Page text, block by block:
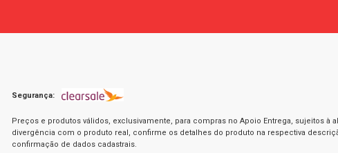
Segurança:
Preços e produtos válidos, exclusivamente, para compras no Apoio Entrega, sujeitos
divergência com o produto real, confirme os detalhes do produto na respectiva
confirmação de dados cadastrais.